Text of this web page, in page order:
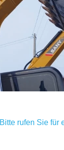
Bitte rufen Sie für